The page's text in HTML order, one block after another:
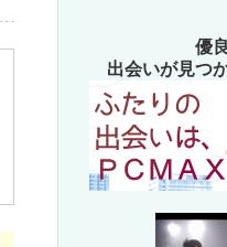
優
出会いが見つ